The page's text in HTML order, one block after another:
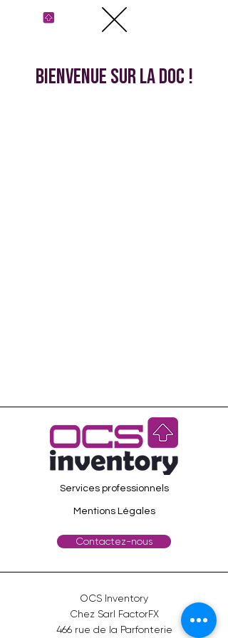
Bienvenue sur la doc !
Services professionnels
Mentions Légales
Contactez-nous
OCS Inventory
Chez Sarl FactorFX
466 rue de la Parfonterie